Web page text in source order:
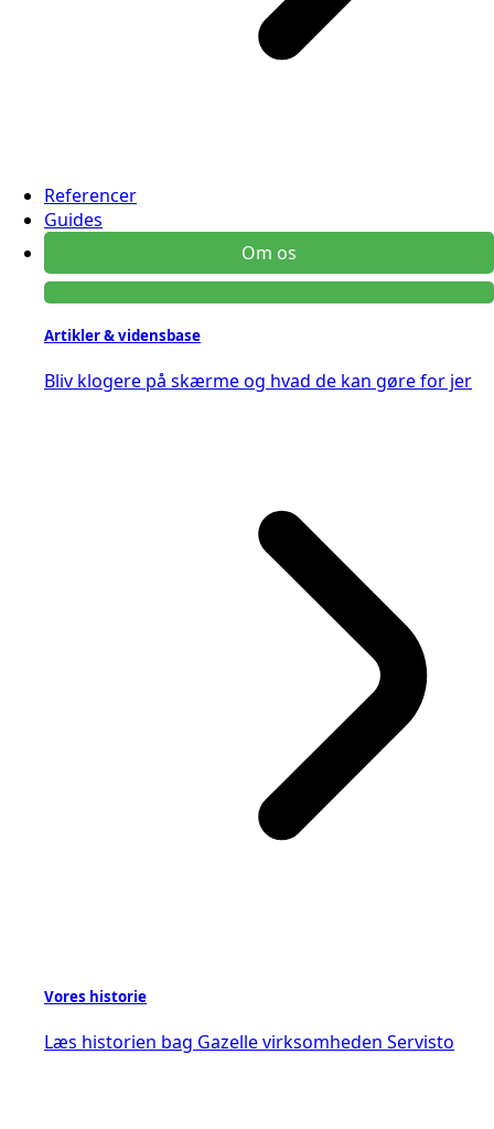
Referencer
Guides
Om os
Artikler & vidensbase
Bliv klogere på skærme og hvad de kan gøre for jer
Vores historie
Læs historien bag Gazelle virksomheden Servisto